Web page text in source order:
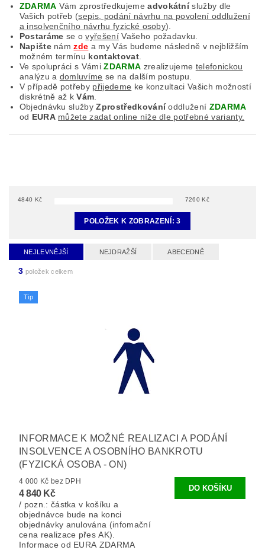
ZDARMA Vám zprostředkujemeadvokátníslužby dle
Vašich potřeb (sepis, podání návrhu na povolení oddlužení
a insolvenčního návrhu fyzické osoby).
Postaráme se ovyřešeníVašeho požadavku.
Napištenámzde a my Vás budeme následně v nejbližším
možném termínu kontaktovat.
Ve spolupráci s VámiZDARMA zrealizujeme telefonickou
analýzu a domluvíme se na dalším postupu.
V případě potřeby přijedeme ke konzultaci Vašich možností
diskrétně až kVám
Objednávku službyZprostředkováníoddlužení ZDARMA
od EURA můžete zadat online níže dle potřebné varianty.
4840 Kč 7260 Kč
POLOŽEK K ZOBRAZENÍ:3
NEJLEVNĚJŠÍ NEJDRAŽŠÍ ABECEDNĚ
3 položek celkem
Tip
INFORMACE K MOŽNÉ REALIZACI A PODÁNÍ
INSOLVENCE A OSOBNÍHO BANKROTU
(FYZICKÁ OSOBA - ON)
4 000 Kč bez DPH
4 840 Kč
/ pozn.: částka v košíku a
objednávce bude na konci
objednávky anulována (infomační
cena realizace přes AK).
Informace od EURA ZDARMA